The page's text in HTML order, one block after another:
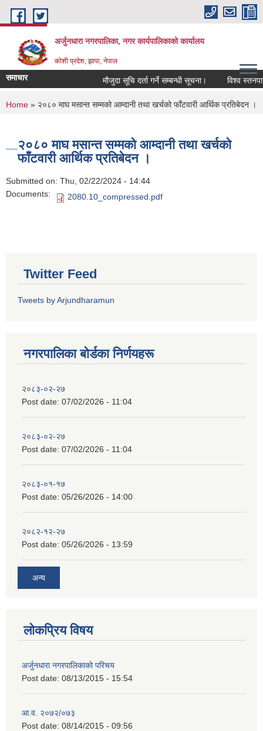
Skip to main content
अर्जुनधारा नगरपालिका, नगर कार्यपालिकाको कार्यालय
कोशी प्रदेश, झापा, नेपाल
समाचार मौजुदा सूचि दर्ता गर्ने सम्बन्धी सूचना। विश्व
You are here
Home » २०८० माघ मसान्त सम्मको आम्दानी तथा खर्चको फाँटवारी आर्थिक प्रतिबेदन ।
२०८० माघ मसान्त सम्मको आम्दानी तथा खर्चको
फाँटवारी आर्थिक प्रतिबेदन ।
Submitted on: Thu, 02/22/2024 - 14:44
Documents:
2080.10_compressed.pdf
Twitter Feed
Tweets by Arjundharamun
नगरपालिका बाेर्डका निर्णयहरू
२०८३-०२-२७
Post date: 07/02/2026 - 11:04
२०८३-०२-२७
Post date: 07/02/2026 - 11:04
२०८३-०१-१७
Post date: 05/26/2026 - 14:00
२०८२-१२-२७
Post date: 05/26/2026 - 13:59
अन्य
लोकप्रिय विषय
अर्जुनधारा नगरपालिकाको परिचय
Post date: 08/13/2015 - 15:54
आ.व. २०७२/०७३
Post date: 08/14/2015 - 09:56